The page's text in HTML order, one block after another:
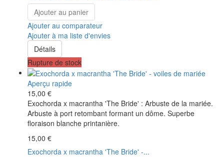
Ajouter au panier
Ajouter au comparateur
Ajouter à ma liste d'envies
Détails
Rupture de stock
Aperçu rapide
15,00 €
Exochorda x macrantha 'The Bride' : Arbuste de la mariée.
Arbuste à port retombant formant un dôme. Superbe
floraison blanche printanière.
15,00 €
Exochorda x macrantha 'The Bride' -...